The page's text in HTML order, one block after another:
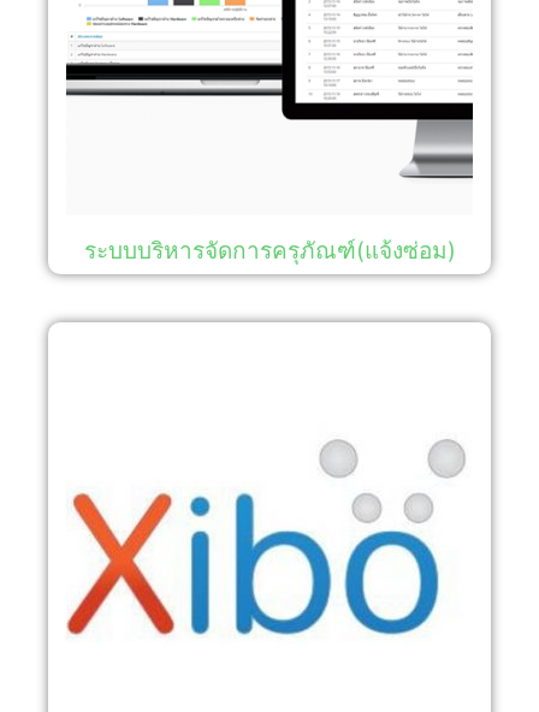
ระบบบริหารจัดการครุภัณฑ์(แจ้งซ่อม)